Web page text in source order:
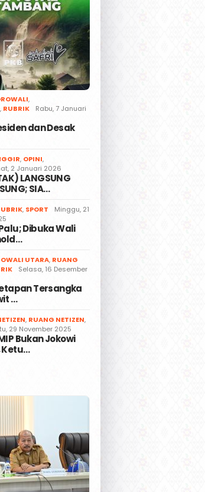
,
, RUBRIK
Rabu, 7 Januari
dan Desak
, OPINI,
2 Januari 2026
LANGSUNG
SIA…
, SPORT
Minggu, 21
Dibuka Wali
UTARA, RUANG
Selasa, 16 Desember
Tersangka
…
, RUANG NETIZEN,
29 November 2025
Bukan Jokowi
Ketu…